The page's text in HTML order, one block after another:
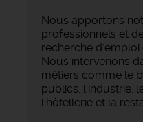
Nous apportons
professionnels et
recherche d'emploi
Nous intervenons
métiers comme le
publics, l'industrie,
l'hôtellerie et la